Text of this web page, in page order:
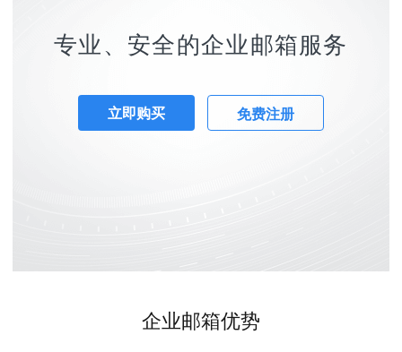
专业、安全的企业邮箱服务
立即购买 免费注册
企业邮箱优势